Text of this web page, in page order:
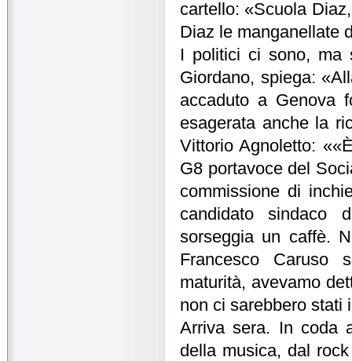
cartello: «Scuola
Diaz le manganellate
I politici ci sono, ma
Giordano, spiega:
accaduto a Genova
esagerata anche la
Vittorio Agnoletto:
G8 portavoce del
commissione di
candidato sindaco
sorseggia un caffè.
Francesco Caruso
maturità, avevamo
non ci sarebbero stati
Arriva sera. In coda
della musica, dal